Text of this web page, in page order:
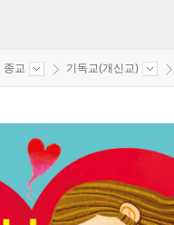
종교 기독교(개신교)